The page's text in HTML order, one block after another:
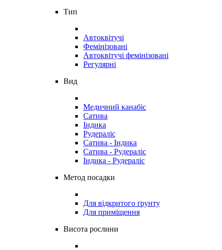
Тип
Автоквітучі
Фемінізовані
Автоквітучі фемінізовані
Регулярні
Вид
Медичний канабіс
Сатива
Індика
Рудераліс
Сатива - Індика
Сатива - Рудераліс
Індика - Рудераліс
Метод посадки
Для відкритого ґрунту
Для приміщення
Висота рослини